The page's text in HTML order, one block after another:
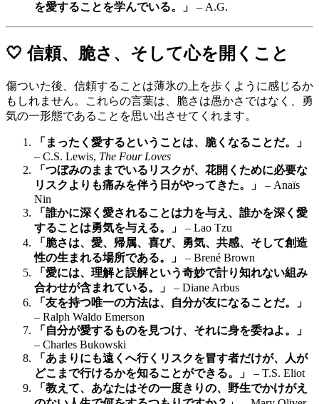
を愛することを学んでいる。」
– A.G.
🤍 信頼、脆さ、そして心を開くこと
傷ついた後、信頼することは薄氷の上を歩くように感じるか
もしれません。これらの言葉は、脆さは愚かさではなく、勇
気の一形態であることを思い出させてくれます。
「まったく愛するということは、脆くなることだ。」
– C.S. Lewis, The Four Loves
「つぼみのままでいるリスクが、花開くために必要な
リスクよりも痛みを伴う日がやってきた。」
– Anaïs
Nin
「誰かに深く愛されることは力を与え、誰かを深く愛
することは勇気を与える。」
– Lao Tzu
「脆さは、愛、帰属、喜び、勇気、共感、そして創造
性の生まれる場所である。」
– Brené Brown
「愛には、理解と誤解という奇妙で計り知れない組み
合わせが含まれている。」
– Diane Arbus
「友を持つ唯一の方法は、自分が友になることだ。」
– Ralph Waldo Emerson
「自分が愛するものを見つけ、それに身を委ねよ。」
– Charles Bukowski
「あまりにも遠くへ行くリスクを冒す者だけが、人が
どこまで行けるかを知ることができる。」
– T.S. Eliot
「教えて、あなたはその一度きりの、野生でかけがえ